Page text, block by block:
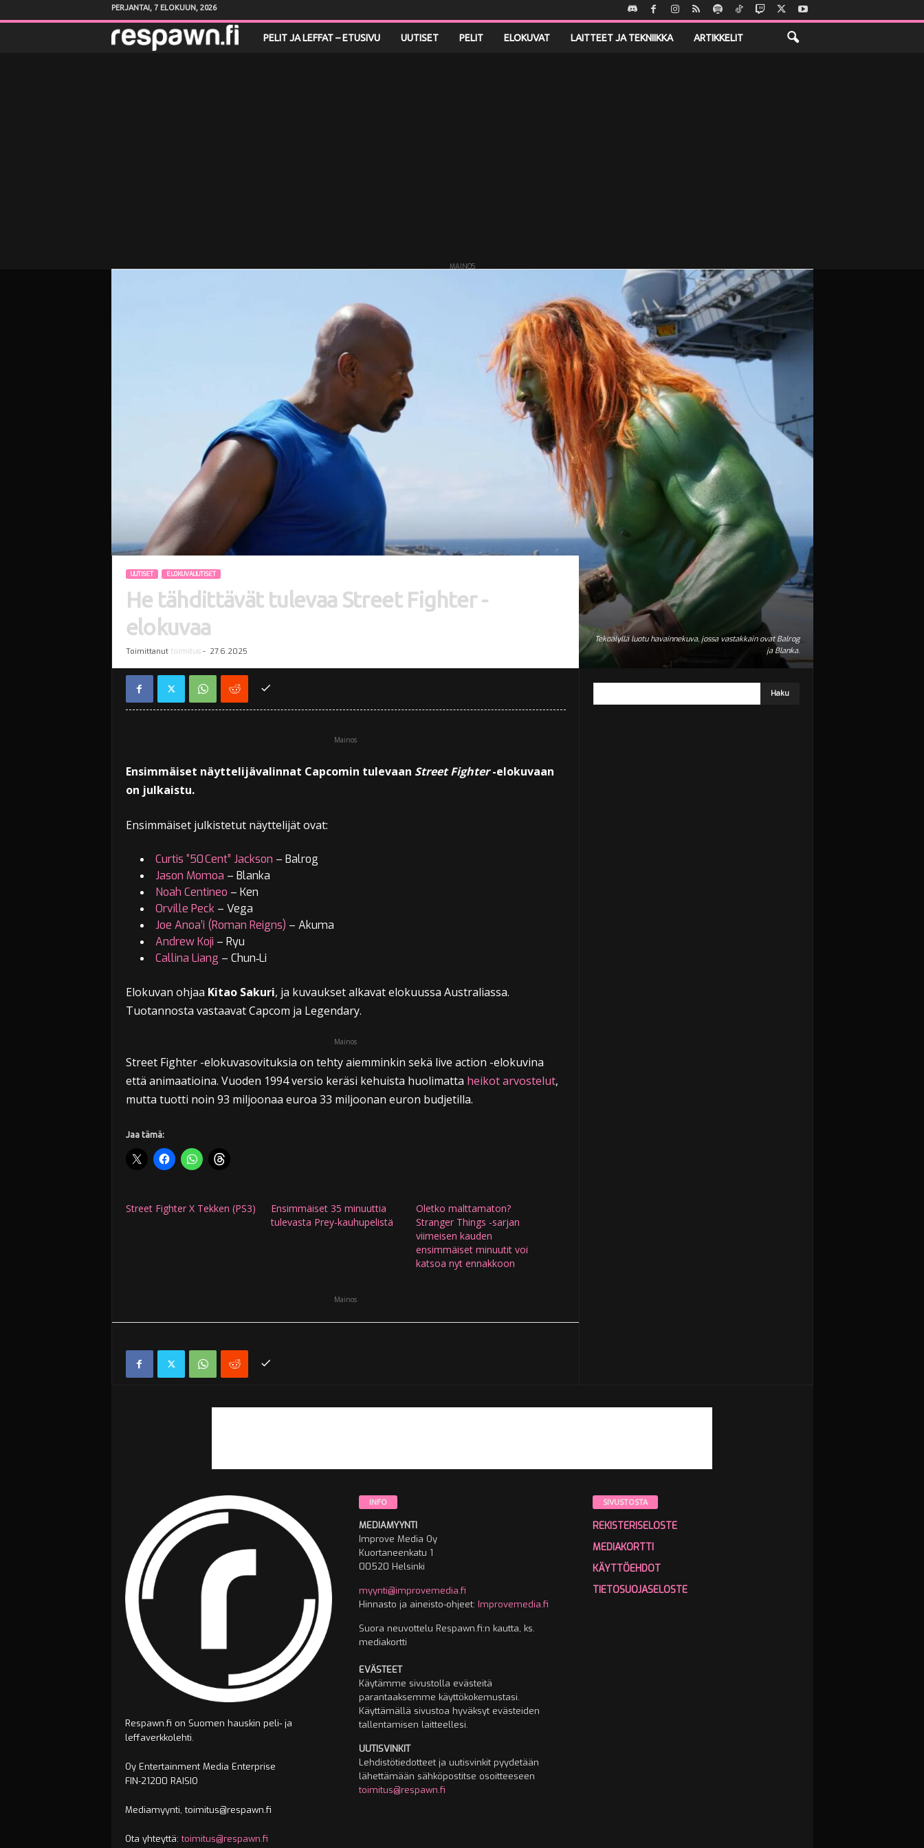
PERJANTAI, 7 ELOKUUN, 2026
PELIT JA LEFFAT – ETUSIVU UUTISET PELIT ELOKUVAT LAITTEET JA TEKNIIKKA ARTIKKELIT
MAINOS
Tekoälyllä luotu havainnekuva, jossa vastakkain ovat Balrog
ja Blanka.
UUTISET ELOKUVAUUTISET
He tähdittävät tulevaa Street Fighter -
elokuvaa
Toimittanut toimitus- 27.6.2025
Mainos
Ensimmäiset näyttelijävalinnat Capcomin tulevaan Street Fighter-elokuvaan
on julkaistu.
Ensimmäiset julkistetut näyttelijät ovat:
Curtis “50 Cent” Jackson – Balrog
Jason Momoa – Blanka
Noah Centineo – Ken
Orville Peck– Vega
Joe Anoa’i (Roman Reigns) – Akuma
Andrew Koji – Ryu
Callina Liang – Chun‑Li
Elokuvan ohjaa Kitao Sakuri, ja kuvaukset alkavat elokuussa Australiassa.
Tuotannosta vastaavat Capcom ja Legendary.
Mainos
Street Fighter -elokuvasovituksia on tehty aiemminkin sekä live action -elokuvina
että animaatioina. Vuoden 1994 versio keräsi kehuista huolimatta heikot arvostelut,
mutta tuotti noin 93 miljoonaa euroa 33 miljoonan euron budjetilla.
Jaa tämä:
Street Fighter X Tekken (PS3)
Ensimmäiset 35 minuuttia
tulevasta Prey-kauhupelistä
Oletko malttamaton?
Stranger Things -sarjan
viimeisen kauden
ensimmäiset minuutit voi
katsoa nyt ennakkoon
Mainos
Respawn.fi on Suomen hauskin peli- ja
leffaverkkolehti.
Oy Entertainment Media Enterprise
FIN-21200 RAISIO
Mediamyynti, toimitus@respawn.fi
Ota yhteyttä:toimitus@respawn.fi
INFO
MEDIAMYYNTI
Improve Media Oy
Kuortaneenkatu 1
00520 Helsinki
myynti@improvemedia.fi
Hinnasto ja aineisto-ohjeet: Improvemedia.fi
Suora neuvottelu Respawn.fi:n kautta, ks.
mediakortti
EVÄSTEET
Käytämme sivustolla evästeitä
parantaaksemme käyttökokemustasi.
Käyttämällä sivustoa hyväksyt evästeiden
tallentamisen laitteellesi.
UUTISVINKIT
Lehdistötiedotteet ja uutisvinkit pyydetään
lähettämään sähköpostitse osoitteeseen
toimitus@respawn.fi
SIVUSTOSTA
REKISTERISELOSTE
MEDIAKORTTI
KÄYTTÖEHDOT
TIETOSUOJASELOSTE